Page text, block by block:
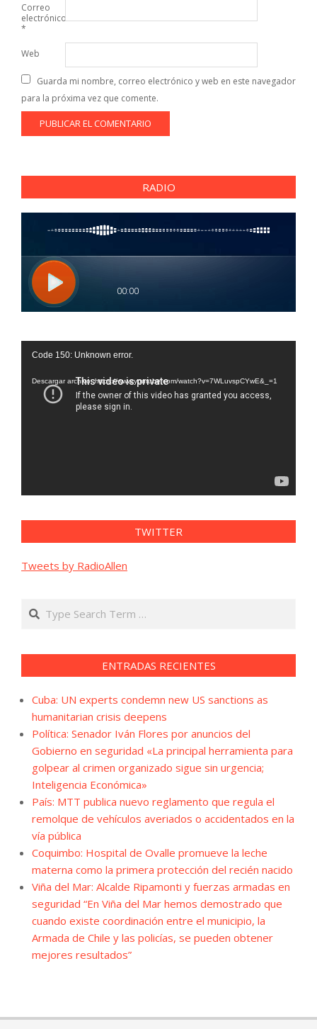
Correo
electrónico
*
Web
Guarda mi nombre, correo electrónico y web en este navegador
para la próxima vez que comente.
RADIO
Reproductor
vídeo
Code 150: Unknown error.
Descargar archivo: https://www.youtube.com/watch?v=7WLuvspCYwE&_=1
TWITTER
Tweets by RadioAllen
Search
ENTRADAS RECIENTES
Cuba: UN experts condemn new US sanctions as
humanitarian crisis deepens
Política: Senador Iván Flores por anuncios del
Gobierno en seguridad «La principal herramienta para
golpear al crimen organizado sigue sin urgencia;
Inteligencia Económica»
País: MTT publica nuevo reglamento que regula el
remolque de vehículos averiados o accidentados en la
vía pública
Coquimbo: Hospital de Ovalle promueve la leche
materna como la primera protección del recién nacido
Viña del Mar: Alcalde Ripamonti y fuerzas armadas en
seguridad “En Viña del Mar hemos demostrado que
cuando existe coordinación entre el municipio, la
Armada de Chile y las policías, se pueden obtener
mejores resultados”